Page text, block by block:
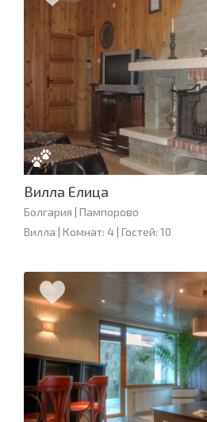
Вилла Елица
Болгария | Пампорово
Вилла | Комнат: 4 | Гостей: 10